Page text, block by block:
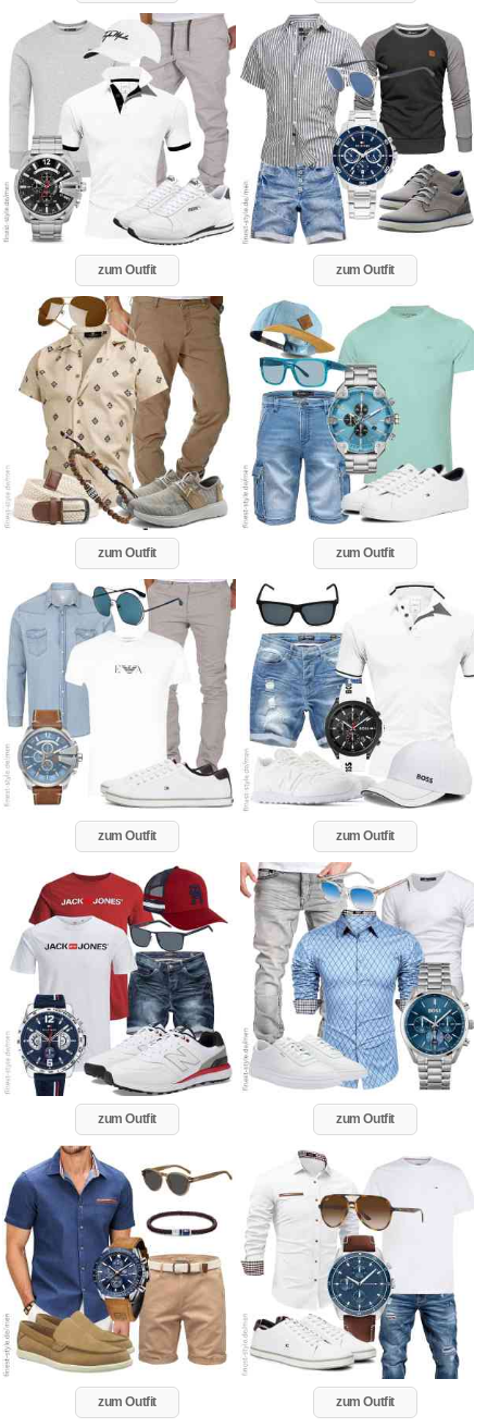
zum Outfit zum Outfit
zum Outfit zum Outfit
zum Outfit zum Outfit
zum Outfit zum Outfit
zum Outfit zum Outfit